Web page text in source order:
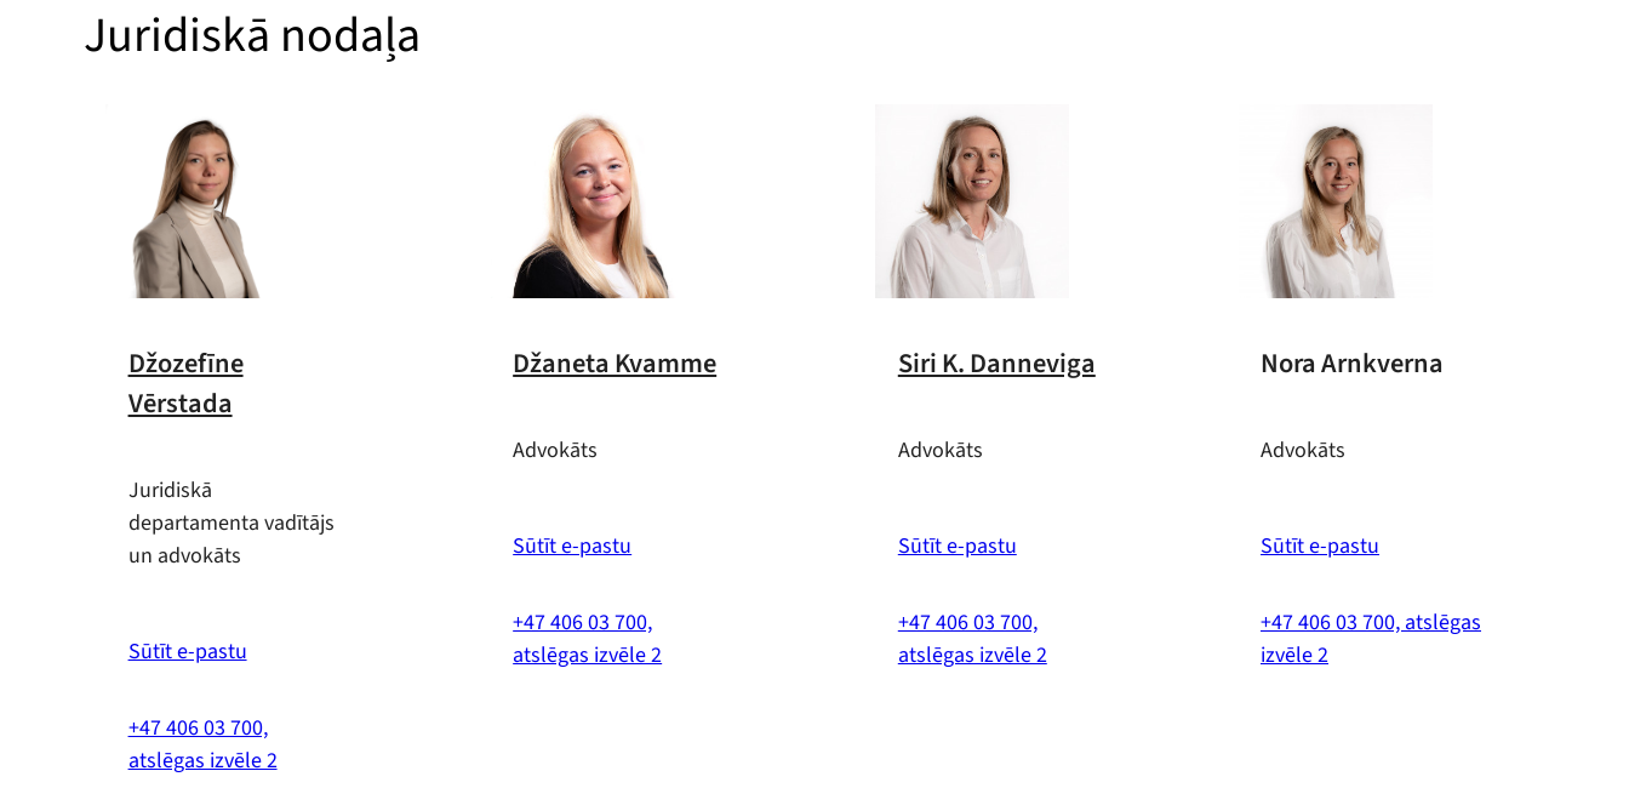
Juridiskā nodaļa
Džozefīne
Vērstada
Juridiskā
departamenta vadītājs
un advokāts
Sūtīt e-pastu
+47 406 03 700,
atslēgas izvēle 2
Džaneta Kvamme
Advokāts
Sūtīt e-pastu
+47 406 03 700,
atslēgas izvēle 2
Siri K. Danneviga
Advokāts
Sūtīt e-pastu
+47 406 03 700,
atslēgas izvēle 2
Nora Arnkverna
Advokāts
Sūtīt e-pastu
+47 406 03 700, atslēgas
izvēle 2